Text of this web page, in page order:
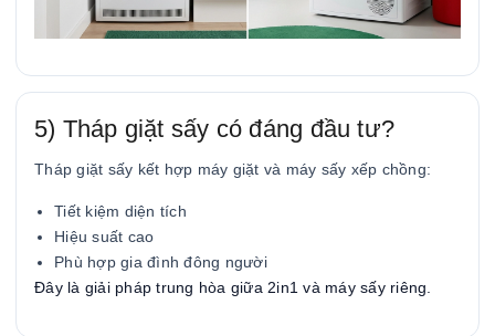
5) Tháp giặt sấy có đáng đầu tư?
Tháp giặt sấy kết hợp máy giặt và máy sấy xếp chồng:
Tiết kiệm diện tích
Hiệu suất cao
Phù hợp gia đình đông người
Đây là giải pháp trung hòa giữa 2in1 và máy sấy riêng.